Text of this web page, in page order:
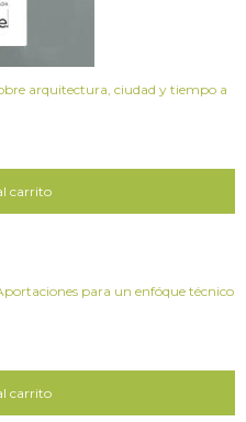
arquitectura, ciudad y tiempo a
carrito
para un enfóque técnico
carrito